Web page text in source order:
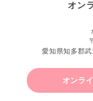
オン
愛知県知多郡
オンラ